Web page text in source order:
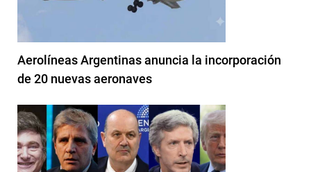
Aerolíneas Argentinas anuncia la incorporación
de 20 nuevas aeronaves